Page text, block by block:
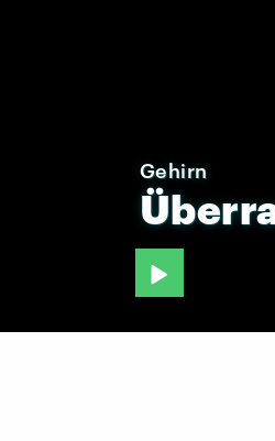
Gehirn